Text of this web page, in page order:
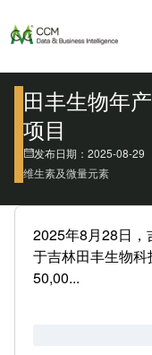
田丰生物年
项目
发布日期：2025-08-29
维生素及微量元素
2025年8月28日，
于吉林田丰生物
50,00...